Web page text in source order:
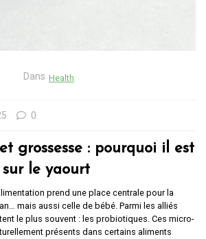
Dans Health
0
grossesse : pourquoi il est
le yaourt
prend une place centrale pour la
mais aussi celle de bébé. Parmi les alliés
le plus souvent : les probiotiques. Ces micro-
présents dans certains aliments